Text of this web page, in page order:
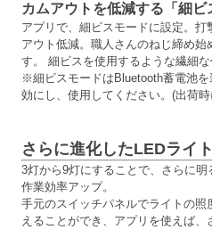
カムアウトを低減する「細ビ
アプリで、細ビスモードに設定。
アウト低減。職人さんのねじ締め始
す。 細ビスを使用するような繊細な
※細ビスモードはBluetooth蓄電池
効にし、使用してください。(出荷
さらに進化したLEDライト
3灯から9灯にすることで、さらに
作業効率アップ。
手元のスイッチパネルでライトの
えることができ、アプリを使えば、